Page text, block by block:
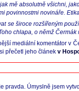
mě absolutně všichni,
povinnostmi novináře.
se široce rozšířeným
chlapa, o němž
mediální komentátor v
přečetl jeho článek v
pravda. Úmyslně jsem